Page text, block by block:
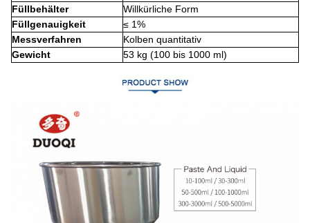
Füllbehälter
Willkürliche Form
Füllgenauigkeit
≤ 1%
Messverfahren
Kolben quantitativ
Gewicht
53 kg (100 bis 1000 ml)